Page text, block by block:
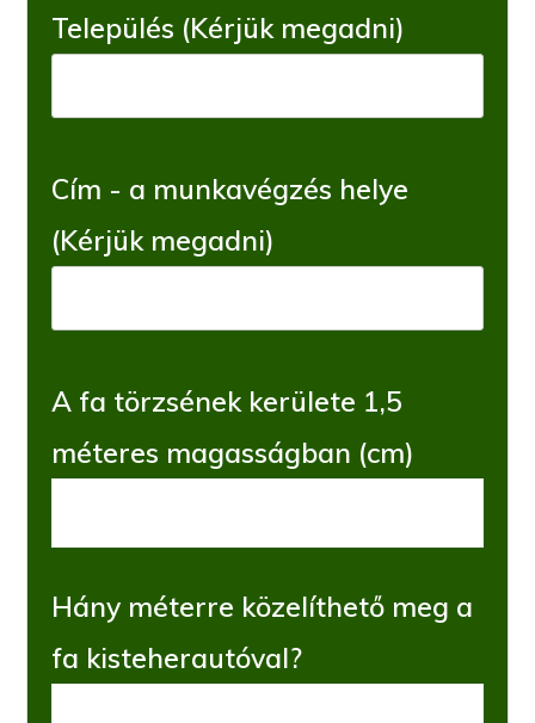
Település (Kérjük megadni)
Cím - a munkavégzés helye
(Kérjük megadni)
A fa törzsének kerülete 1,5
méteres magasságban (cm)
Hány méterre közelíthető meg a
fa kisteherautóval?